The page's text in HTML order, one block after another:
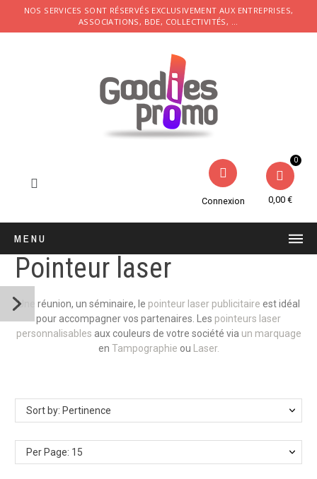
NOS SERVICES SONT RÉSERVÉS EXCLUSIVEMENT AUX ENTREPRISES,
ASSOCIATIONS, BDE, COLLECTIVITÉS, ...
Connexion 0,00 €
MENU
Pointeur laser
Une réunion, un séminaire, le pointeur laser publicitaire est idéal
pour accompagner vos partenaires. Les pointeurs laser
personnalisables aux couleurs de votre société via un marquage
en Tampographie ou Laser.
Sort by: Pertinence
Per Page: 15